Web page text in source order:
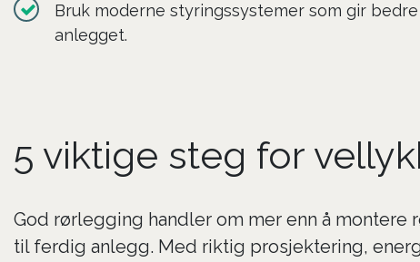
Bruk moderne styringssystemer som gir
anlegget.
5 viktige steg for
God rørlegging handler om mer enn å
til ferdig anlegg. Med riktig prosjektering,